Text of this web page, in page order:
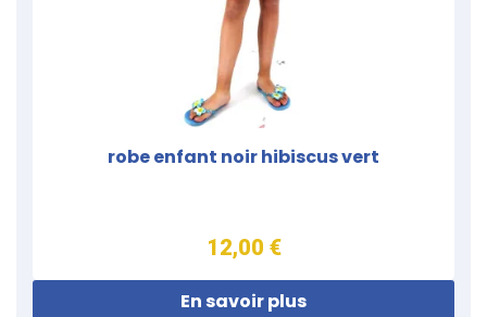
robe enfant noir hibiscus vert
12,00 €
En savoir plus